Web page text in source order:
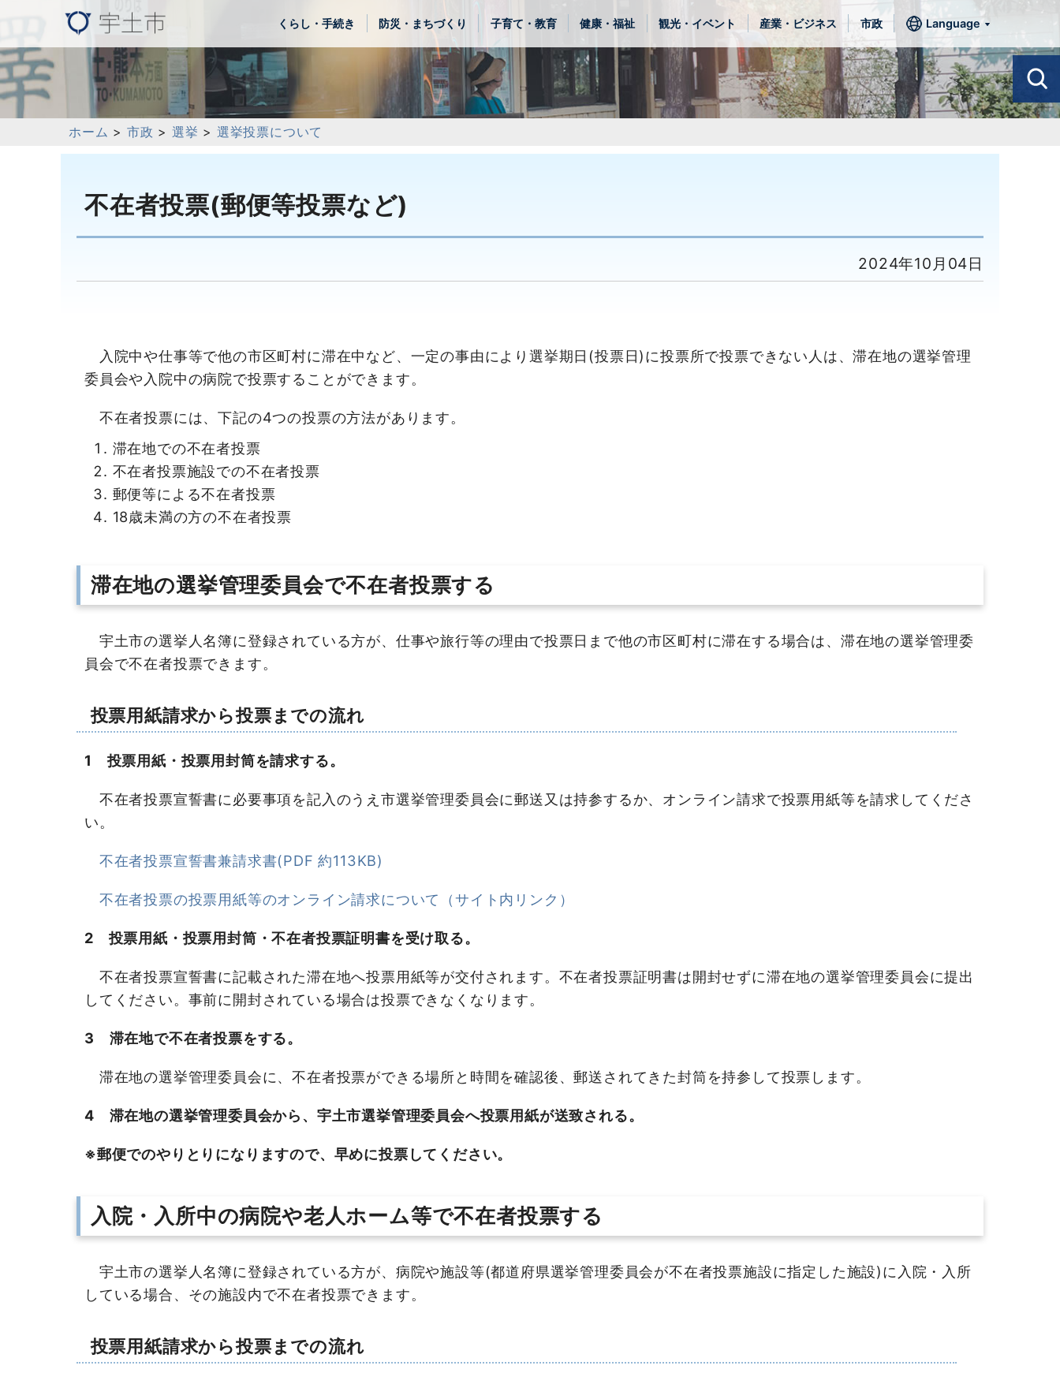
くらし・手続き 防災・まちづくり 子育て・教育 健康・福祉 観光・イベント 産業・ビジネス 市政 Language
ホーム > 市政 > 選挙 > 選挙投票について
不在者投票(郵便等投票など)
2024年10月04日
入院中や仕事等で他の市区町村に滞在中など、一定の事由により選挙期日(投票日)に投票所で投票できない人は、滞在地の選挙管理
委員会や入院中の病院で投票することができます。
不在者投票には、下記の4つの投票の方法があります。
滞在地での不在者投票
不在者投票施設での不在者投票
郵便等による不在者投票
18歳未満の方の不在者投票
滞在地の選挙管理委員会で不在者投票する
宇土市の選挙人名簿に登録されている方が、仕事や旅行等の理由で投票日まで他の市区町村に滞在する場合は、滞在地の選挙管理委
員会で不在者投票できます。
投票用紙請求から投票までの流れ
1 投票用紙・投票用封筒を請求する。
不在者投票宣誓書に必要事項を記入のうえ市選挙管理委員会に郵送又は持参するか、オンライン請求で投票用紙等を請求してくださ
い。
不在者投票宣誓書兼請求書(PDF 約113KB)
不在者投票の投票用紙等のオンライン請求について（サイト内リンク）
2 投票用紙・投票用封筒・不在者投票証明書を受け取る。
不在者投票宣誓書に記載された滞在地へ投票用紙等が交付されます。不在者投票証明書は開封せずに滞在地の選挙管理委員会に提出
してください。事前に開封されている場合は投票できなくなります。
3 滞在地で不在者投票をする。
滞在地の選挙管理委員会に、不在者投票ができる場所と時間を確認後、郵送されてきた封筒を持参して投票します。
4 滞在地の選挙管理委員会から、宇土市選挙管理委員会へ投票用紙が送致される。
※郵便でのやりとりになりますので、早めに投票してください。
入院・入所中の病院や老人ホーム等で不在者投票する
宇土市の選挙人名簿に登録されている方が、病院や施設等(都道府県選挙管理委員会が不在者投票施設に指定した施設)に入院・入所
している場合、その施設内で不在者投票できます。
投票用紙請求から投票までの流れ